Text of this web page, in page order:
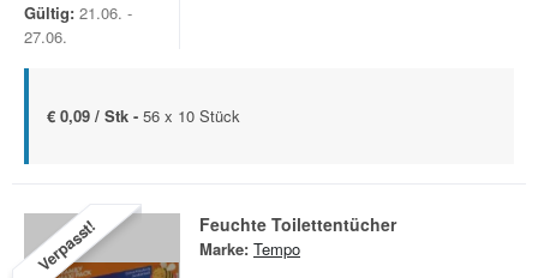
Gültig: 21.06. -
27.06.
€ 0,09 / Stk - 56 x 10 Stück
Verpasst! Feuchte Toilettentücher
Marke: Tempo